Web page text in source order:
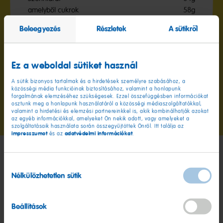
Beleegyezés Részletek A sütikről
Ez a weboldal sütiket használ
A sütik bizonyos tartalmak és a hirdetések személyre szabásához, a
közösségi média funkcióinak biztosításához, valamint a honlapunk
forgalmának elemzéséhez szükségesek. Ezzel összefüggésben információkat
osztunk meg a honlapunk használatáról a közösségi médiaszolgáltatókkal,
valamint a hirdetési és elemzési partnereinkkel is, akik kombinálhatják azokat
az egyéb információkkal, amelyeket Ön nekik adott, vagy amelyeket a
szolgáltatásaik használata során összegyűjtöttek Önről. Itt találja az
impresszumot és az adatvédelmi információkat.
kiválasztása
Nélkülözhetetlen sütik
Beállítások
amelyből cukrok
58g
Fehérje 1,5g
A
1
diához
A
2
diához
A haverjaim